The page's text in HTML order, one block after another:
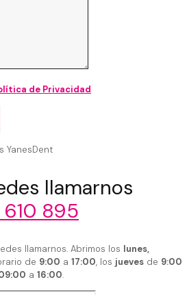
de Privacidad
llamarnos
895
llamarnos. Abrimos los lunes,
de 9:00 a 17:00, los jueves de 9:00
a 16:00.